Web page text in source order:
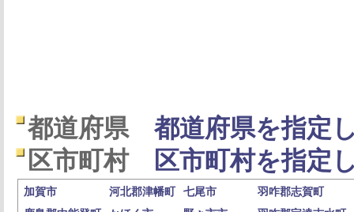
都道府県
都道府県を指定
区市町村
区市町村を指定
加賀市 河北郡津幡町 七尾市
羽咋郡志賀町